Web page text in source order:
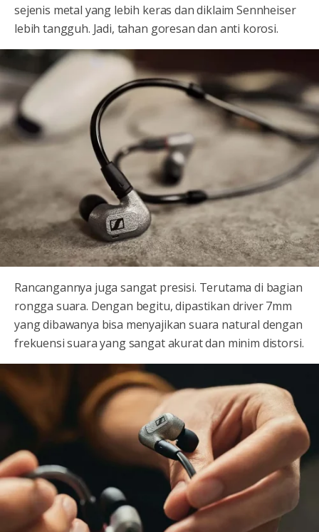
sejenis metal yang lebih keras dan diklaim Sennheiser
lebih tangguh. Jadi, tahan goresan dan anti korosi.
Rancangannya juga sangat presisi. Terutama di bagian
rongga suara. Dengan begitu, dipastikan driver 7mm
yang dibawanya bisa menyajikan suara natural dengan
frekuensi suara yang sangat akurat dan minim distorsi.